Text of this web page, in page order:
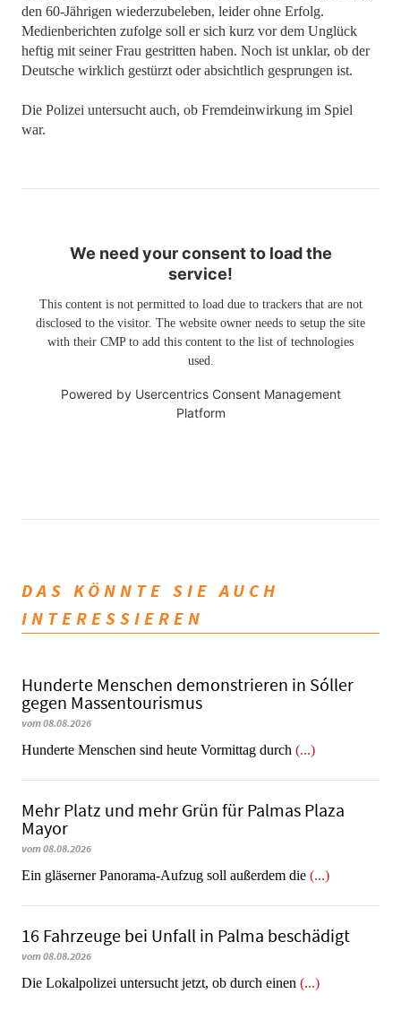
den 60-Jährigen wiederzubeleben, leider ohne Erfolg.
Medienberichten zufolge soll er sich kurz vor dem Unglück
heftig mit seiner Frau gestritten haben. Noch ist unklar, ob der
Deutsche wirklich gestürzt oder absichtlich gesprungen ist.
Die Polizei untersucht auch, ob Fremdeinwirkung im Spiel
war.
We need your consent to load the
service!
This content is not permitted to load due to trackers that are not
disclosed to the visitor. The website owner needs to setup the site
with their CMP to add this content to the list of technologies
used.
Powered by Usercentrics Consent Management
Platform
DAS KÖNNTE SIE AUCH
INTERESSIEREN
Hunderte Menschen demonstrieren in Sóller
gegen Massentourismus
vom 08.08.2026
Hunderte Menschen sind heute Vormittag durch (...)
Mehr Platz und mehr Grün für Palmas Plaza
Mayor
vom 08.08.2026
Ein gläserner Panorama-Aufzug soll außerdem die (...)
16 Fahrzeuge bei Unfall in Palma beschädigt
vom 08.08.2026
Die Lokalpolizei untersucht jetzt, ob durch einen (...)